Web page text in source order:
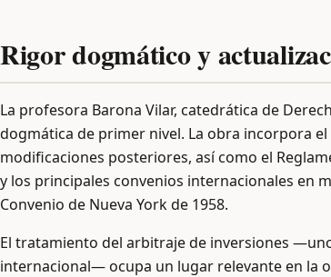
Rigor dogmático y
La profesora Barona Vilar, catedrática de
dogmática de primer nivel. La obra incorpora
modificaciones posteriores, así como el
y los principales convenios internacionales en
Convenio de Nueva York de 1958.
El tratamiento del arbitraje de inversiones
internacional— ocupa un lugar relevante en la